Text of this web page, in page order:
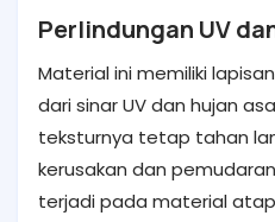
Perlindungan UV
Material ini memiliki
dari sinar UV dan hujan
teksturnya tetap tahan
kerusakan dan
terjadi pada material